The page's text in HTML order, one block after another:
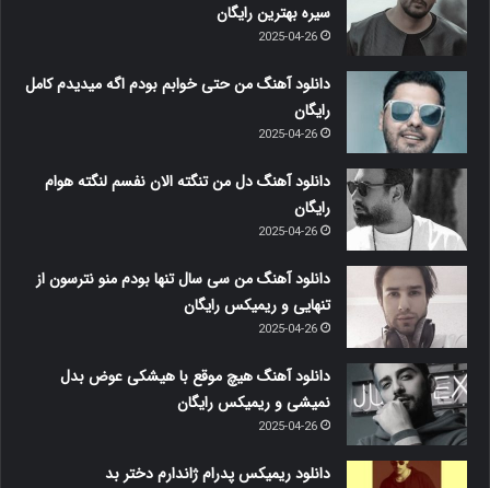
سیره بهترین رایگان
2025-04-26
دانلود آهنگ من حتی خوابم بودم اگه میدیدم کامل
رایگان
2025-04-26
دانلود آهنگ دل من تنگته الان نفسم لنگته هوام
رایگان
2025-04-26
دانلود آهنگ من سی سال تنها بودم منو نترسون از
تنهایی و ریمیکس رایگان
2025-04-26
دانلود آهنگ هیچ موقع با هیشکی عوض بدل
نمیشی و ریمیکس رایگان
2025-04-26
دانلود ریمیکس پدرام ژاندارم دختر بد